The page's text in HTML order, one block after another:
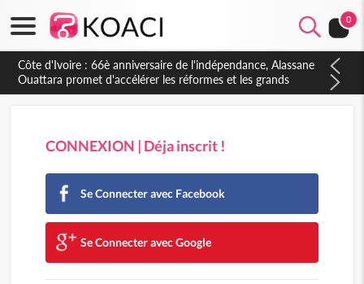
0
Côte d'Ivoire : 66è anniversaire de l'indépendance, Alassane
Ouattara promet d'accélérer les réformes et les grands
investissements pour une nation plus forte et plus prospère
CONNEXION | Déja inscrit !
Se Connecter avec Facebook
Se Connecter avec Google